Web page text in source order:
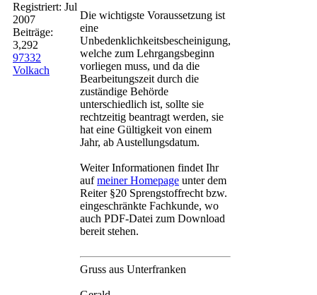
Registriert: Jul
2007
Beiträge:
3,292
97332
Volkach
Die wichtigste Voraussetzung ist
eine
Unbedenklichkeitsbescheinigung,
welche zum Lehrgangsbeginn
vorliegen muss, und da die
Bearbeitungszeit durch die
zuständige Behörde
unterschiedlich ist, sollte sie
rechtzeitig beantragt werden, sie
hat eine Gültigkeit von einem
Jahr, ab Austellungsdatum.
Weiter Informationen findet Ihr
aufmeiner Homepage unter dem
Reiter §20 Sprengstoffrecht bzw.
eingeschränkte Fachkunde, wo
auch PDF-Datei zum Download
bereit stehen.
Gruss aus Unterfranken